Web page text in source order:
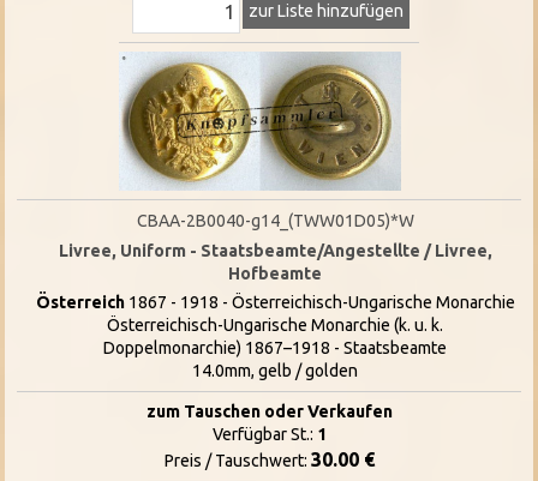
zur Liste hinzufügen
CBAA-2B0040-g14_(TWW01D05)*W
Livree, Uniform - Staatsbeamte/Angestellte / Livree,
Hofbeamte
Österreich1867 - 1918 - Österreichisch-Ungarische Monarchie
Österreichisch-Ungarische Monarchie (k. u. k.
Doppelmonarchie) 1867–1918 - Staatsbeamte
14.0mm, gelb / golden
zum Tauschen oder Verkaufen
Verfügbar St.: 1
Preis / Tauschwert: 30.00 €